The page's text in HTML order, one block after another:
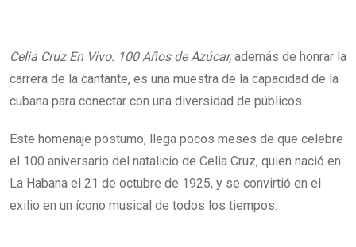
Celia Cruz En Vivo: 100 Años de Azúcar, además de honrar la
carrera de la cantante, es una muestra de la capacidad de la
cubana para conectar con una diversidad de públicos.
Este homenaje póstumo, llega pocos meses de que celebre
el 100 aniversario del natalicio de Celia Cruz, quien nació en
La Habana el 21 de octubre de 1925, y se convirtió en el
exilio en un ícono musical de todos los tiempos.